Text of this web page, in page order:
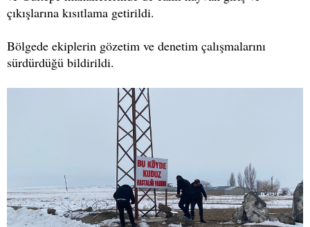
çıkışlarına kısıtlama getirildi.
Bölgede ekiplerin gözetim ve denetim çalışmalarını
sürdürdüğü bildirildi.